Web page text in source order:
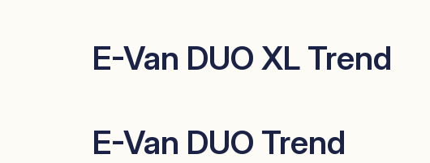
E-Van DUO XL Trend
E-Van DUO Trend